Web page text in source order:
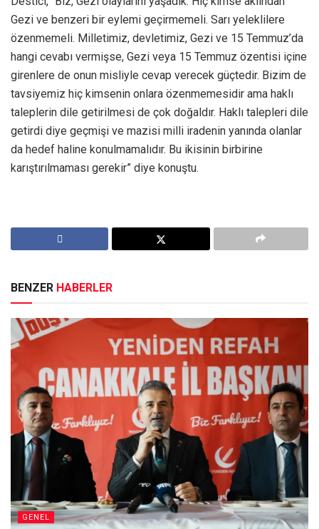
Gezi ve benzeri bir eylemi geçirmemeli. Sarı yeleklilere
özenmemeli. Milletimiz, devletimiz, Gezi ve 15 Temmuz’da
hangi cevabı vermişse, Gezi veya 15 Temmuz özentisi içine
girenlere de onun misliyle cevap verecek güçtedir. Bizim de
tavsiyemiz hiç kimsenin onlara özenmemesidir ama haklı
taleplerin dile getirilmesi de çok doğaldır. Haklı talepleri dile
getirdi diye geçmişi ve mazisi milli iradenin yanında olanlar
da hedef haline konulmamalıdır. Bu ikisinin birbirine
karıştırılmaması gerekir” diye konuştu.
BENZER HABERLER
GENEL